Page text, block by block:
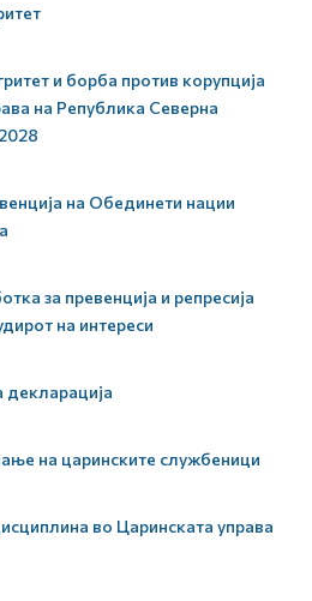
и борба против корупција
на Република Северна
на Обединети нации
за превенција и репресија
на интереси
на царинските службеници
во Царинската управа